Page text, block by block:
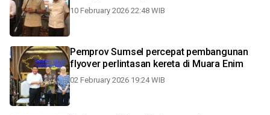
10 February 2026 22:48 WIB
Pemprov Sumsel percepat pembangunan
flyover perlintasan kereta di Muara Enim
02 February 2026 19:24 WIB